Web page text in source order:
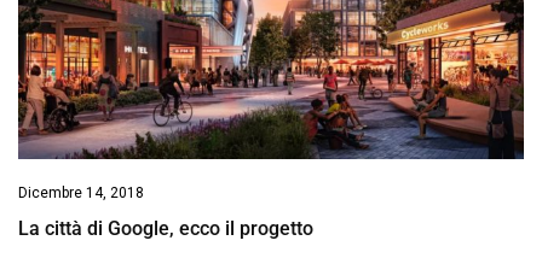
Dicembre 14, 2018
La città di Google, ecco il progetto